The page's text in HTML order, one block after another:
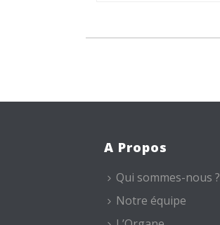
A Propos
Qui sommes-nous ?
Notre équipe